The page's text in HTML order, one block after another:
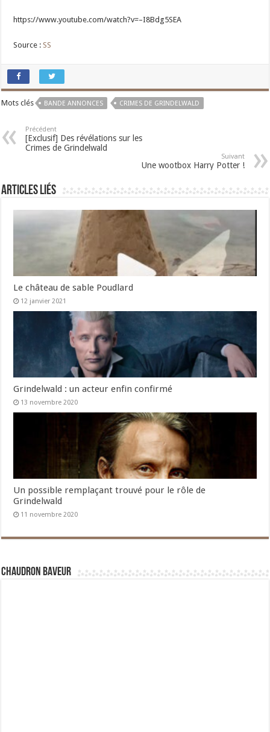
https://www.youtube.com/watch?v=–I8Bdg5SEA
Source : SS
Mots clés BANDE ANNONCES CRIMES DE GRINDELWALD
Précédent
[Exclusif] Des révélations sur les
Crimes de Grindelwald
Suivant
Une wootbox Harry Potter !
Articles liés
Le château de sable Poudlard
12 janvier 2021
Grindelwald : un acteur enfin confirmé
13 novembre 2020
Un possible remplaçant trouvé pour le rôle de
Grindelwald
11 novembre 2020
Chaudron Baveur